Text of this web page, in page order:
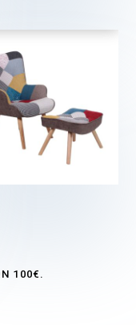
100€.